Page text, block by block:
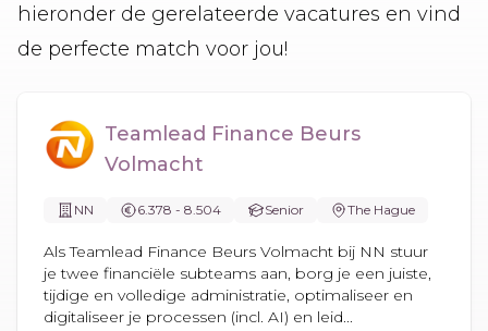
hieronder de gerelateerde vacatures en vind
de perfecte match voor jou!
Teamlead Finance Beurs
Volmacht
NN 6.378 - 8.504 Senior The Hague
Als Teamlead Finance Beurs Volmacht bij NN stuur
je twee financiële subteams aan, borg je een juiste,
tijdige en volledige administratie, optimaliseer en
digitaliseer je processen (incl. AI) en leid...